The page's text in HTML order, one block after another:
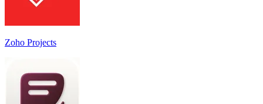
Zoho Projects